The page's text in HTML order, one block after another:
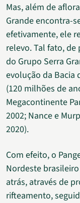
Mas, além de
Grande encontra-
efetivamente, ele
relevo. Tal fato,
do Grupo Serra
evolução da Bacia
(120 milhões de
Megacontinente
2002; Nance e
2020).
Com efeito, o
Nordeste
atrás, através de
rifteamento,